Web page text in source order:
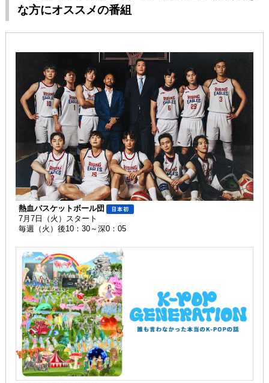
な方にオススメの番組
熱血バスケットボール団
7月7日（火）スタート
毎週（火）後10：30～深0：05